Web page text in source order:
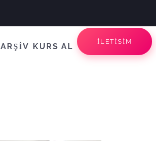
ARŞİV KURS AL
İLETİSİM